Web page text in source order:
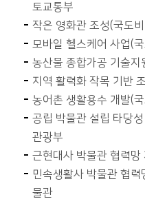
토교통부
작은 영화관 조성(국도
모바일 헬스케어 사업(
농산물 종합가공 기술
지역 활력화 작목 기반
농어촌 생활용수 개발(
공립 박물관 설립 타당
관광부
근현대사 박물관 협력
민속생활사 박물관 협
물관